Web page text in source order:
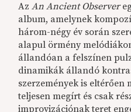
AzAn Ancient Observer
album, amelynek
három-négy év során
alapul örmény
állandóan a felszínen
dinamikák állandó
szerzemények is eltérően
teljesen megírt és csak
improvizációnak teret